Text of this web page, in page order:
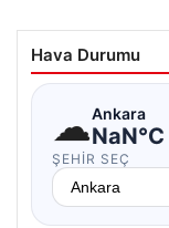
Hava Durumu
☁Ankara
NaN°C
ŞEHIR SEÇ